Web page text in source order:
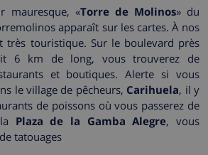
mauresque, «Torre de Molinos» du
apparaît sur les cartes. À nos
très touristique. Sur le boulevard près
6 km de long, vous trouverez de
et boutiques. Alerte si vous
le village de pêcheurs, Carihuela, il y
de poissons où vous passerez de
Plaza de la Gamba Alegre, vous
tatouages